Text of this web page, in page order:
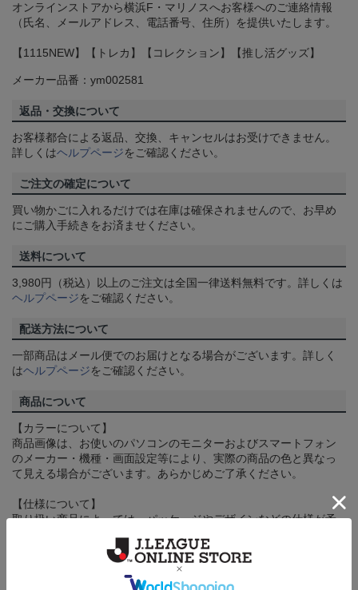
オンラインストアから横浜F・マリノスへお客様へのご連絡情報
（氏名、メールアドレス、電話番号、住所）を提供いたします。
【1115NEW】【トレカ】【コレクション】【推し活グッズ】
メーカー品番：ym002581
返品・交換について
お客様都合による返品、交換、キャンセルはお受けできません。
詳しくはヘルプページをご確認ください。
ご注文の確定について
買い物かごに入れるだけでは在庫は確保されませんので、お早め
にご購入手続きをお済ませください。
送料について
3,980円（税込）以上のご注文は全国一律送料無料です。詳しくは
ヘルプページをご確認ください。
配送方法について
一部商品はメール便でのお届けとなる場合がございます。詳しく
はヘルプページをご確認ください。
商品について
【カラーについて】
商品画像は、お使いのパソコンのモニターおよびスマートフォン
のメーカー・機種・画面設定等により、実際の商品の色と異なっ
て見える場合がございます。あらかじめご了承ください。
【仕様について】
取り扱い商品によっては、パッケージやデザインなどの仕様が予